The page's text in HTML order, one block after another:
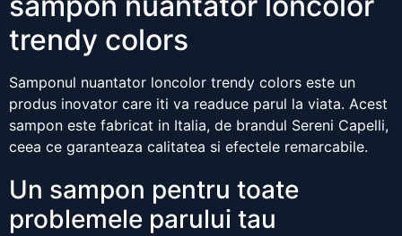
trendy colors
Samponul nuantator loncolor trendy colors este un
produs inovator care iti va readuce parul la viata. Acest
sampon este fabricat in Italia, de brandul Sereni Capelli,
ceea ce garanteaza calitatea si efectele remarcabile.
Un sampon pentru toate
problemele parului tau